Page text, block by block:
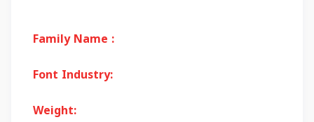
Family Name :
Font Industry:
Weight: